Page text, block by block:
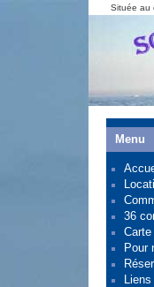
Située au
Menu
36
Pour